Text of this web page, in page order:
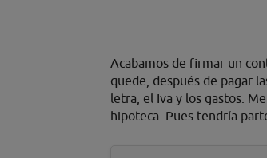
Acabamos de firmar un
quede, después de pagar
letra, el Iva y los gastos.
hipoteca. Pues tendría